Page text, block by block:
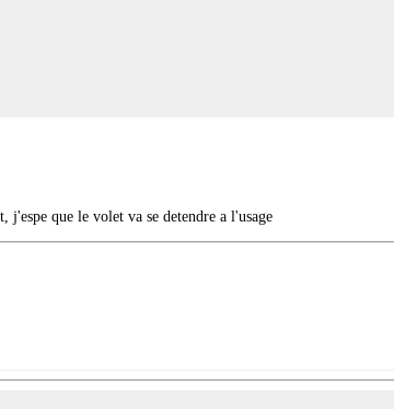
que le volet va se detendre a l'usage